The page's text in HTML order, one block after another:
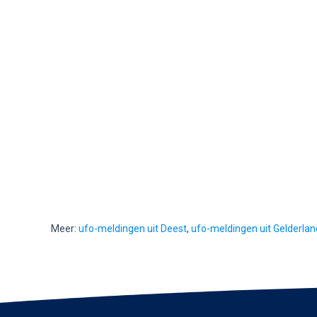
Meer: ufo-meldingen uit Deest, ufo-meldingen uit